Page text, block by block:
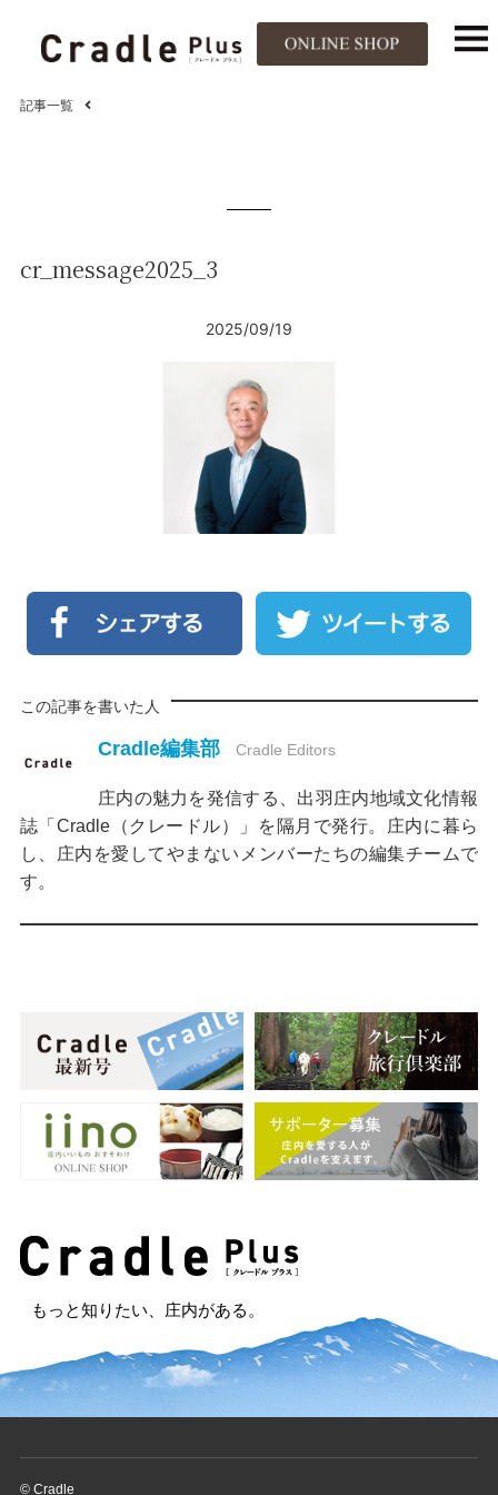
記事一覧
cr_message2025_3
2025/09/19
この記事を書いた人
Cradle編集部 Cradle Editors
庄内の魅力を発信する、出羽庄内地域文化情報
誌「Cradle（クレードル）」を隔月で発行。庄内に暮ら
し、庄内を愛してやまないメンバーたちの編集チームで
す。
もっと知りたい、庄内がある。
© Cradle